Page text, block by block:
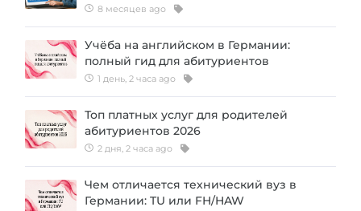
Тест RIASEC
Успехна
100%
Наши студенты успешно поступают
Украина
Казахстан
Азербайджан
Армения
Беларусь
Другая страна
ЗАПИСАТЬСЯ НА КОНСУЛЬТАЦИЮ
8 месяцев ago
Учёба на английском в Германии:
полный гид для абитуриентов
1 день, 2 часа ago
Топ платных услуг для родителей
абитуриентов 2026
2 дня, 2 часа ago
Чем отличается технический вуз в
Германии: TU или FH/HAW